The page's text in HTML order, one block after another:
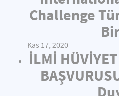
Challenge
Kas 17, 2020
İLMİ